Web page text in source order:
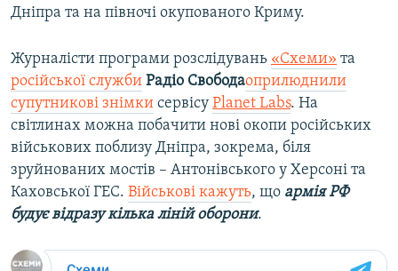
Дніпра та на півночі окупованого Криму.
Журналісти програми розслідувань «Схеми» та
російської служби Радіо Свободаоприлюднили
супутникові знімки сервісу Planet Labs. На
світлинах можна побачити нові окопи російських
військових поблизу Дніпра, зокрема, біля
зруйнованих мостів – Антонівського у Херсоні та
Каховської ГЕС. Військові кажуть, що армія РФ
будує відразу кілька ліній оборони.